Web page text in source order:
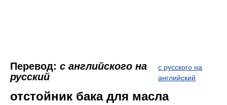
Перевод: с английского на
русский
с русского на
английский
отстойник бака для масла